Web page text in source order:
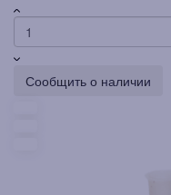
Сообщить о наличии